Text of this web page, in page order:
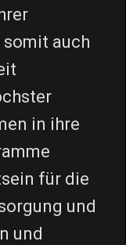
auch
in ihre
für die
und
und